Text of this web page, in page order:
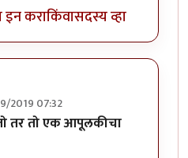
इन कराकिंवासदस्य व्हा
2019 07:32
तर तो एक आपूलकीचा